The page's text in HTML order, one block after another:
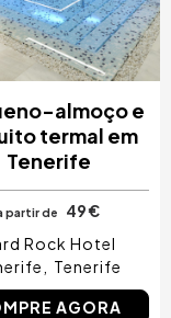
almoço e
termal em
Tenerife
partir de
49 €
Rock Hotel
Tenerife
AGORA